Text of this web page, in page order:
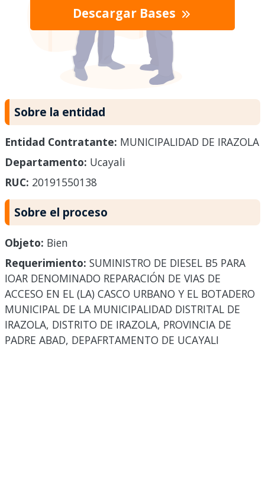
Descargar Bases
Sobre la entidad
Entidad Contratante: MUNICIPALIDAD DE IRAZOLA
Departamento: Ucayali
RUC: 20191550138
Sobre el proceso
Objeto: Bien
Requerimiento: SUMINISTRO DE DIESEL B5 PARA
IOAR DENOMINADO REPARACIÓN DE VIAS DE
ACCESO EN EL (LA) CASCO URBANO Y EL BOTADERO
MUNICIPAL DE LA MUNICIPALIDAD DISTRITAL DE
IRAZOLA, DISTRITO DE IRAZOLA, PROVINCIA DE
PADRE ABAD, DEPAFRTAMENTO DE UCAYALI